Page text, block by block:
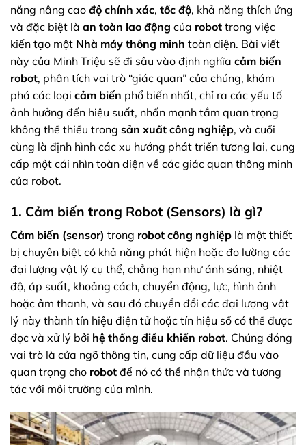
năng nâng cao độ chính xác, tốc độ, khả năng thích ứng
và đặc biệt là an toàn lao động của robot trong việc
kiến tạo một Nhà máy thông minh toàn diện. Bài viết
này của Minh Triệu sẽ đi sâu vào định nghĩa cảm biến
robot, phân tích vai trò “giác quan” của chúng, khám
phá các loại cảm biến phổ biến nhất, chỉ ra các yếu tố
ảnh hưởng đến hiệu suất, nhấn mạnh tầm quan trọng
không thể thiếu trong sản xuất công nghiệp, và cuối
cùng là định hình các xu hướng phát triển tương lai, cung
cấp một cái nhìn toàn diện về các giác quan thông minh
của robot.
1. Cảm biến trong Robot (Sensors) là gì?
Cảm biến (sensor) trong robot công nghiệp là một thiết
bị chuyên biệt có khả năng phát hiện hoặc đo lường các
đại lượng vật lý cụ thể, chẳng hạn như ánh sáng, nhiệt
độ, áp suất, khoảng cách, chuyển động, lực, hình ảnh
hoặc âm thanh, và sau đó chuyển đổi các đại lượng vật
lý này thành tín hiệu điện tử hoặc tín hiệu số có thể được
đọc và xử lý bởi hệ thống điều khiển robot. Chúng đóng
vai trò là cửa ngõ thông tin, cung cấp dữ liệu đầu vào
quan trọng cho robot để nó có thể nhận thức và tương
tác với môi trường của mình.